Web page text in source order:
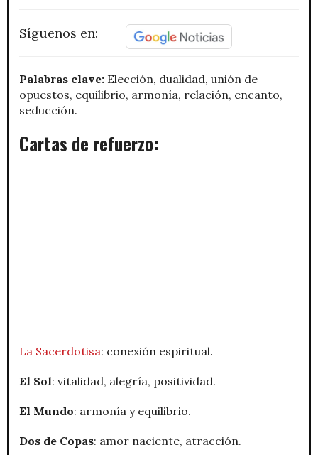
Síguenos en:
Palabras clave: Elección, dualidad, unión de
opuestos, equilibrio, armonía, relación, encanto,
seducción.
Cartas de refuerzo:
La Sacerdotisa: conexión espiritual.
El Sol: vitalidad, alegría, positividad.
El Mundo: armonía y equilibrio.
Dos de Copas: amor naciente, atracción.